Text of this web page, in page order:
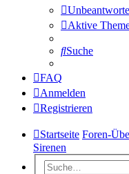
Aktive
Suche
FAQ
Anmelden
Registrieren
Startseite Foren-
Sirenen